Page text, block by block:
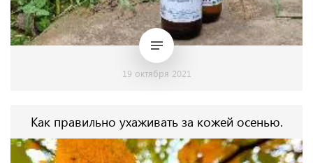
19 октября 2021
Как правильно ухаживать за кожей осенью.